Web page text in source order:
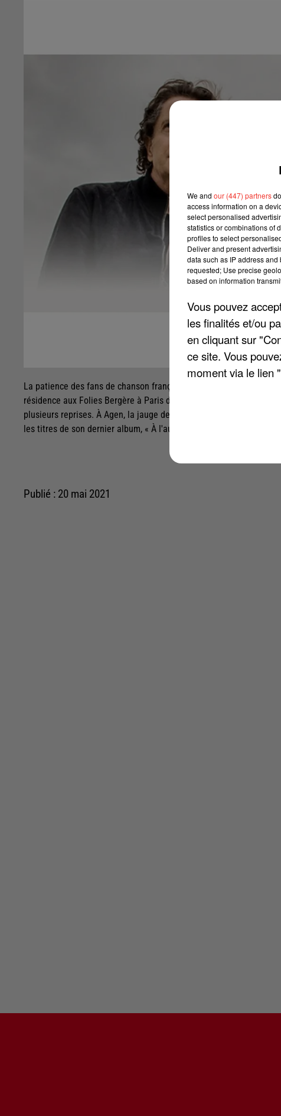
La patience des fans de chanson française va finir par payer.
résidence aux Folies Bergère à Paris dès le 16 juin. Comme
plusieurs reprises. À Agen, la jauge de spectateurs va être
les titres de son dernier album, « À l'aube revenant », qui s'est
Publié : 20 mai 2021
We and our (447) partners
access information on a
select personalised
statistics or combinations of
profiles to select
Deliver and present
data such as IP address
requested; Use precise
based on information
Vous pouvez
les finalités et/ou
en cliquant sur
ce site. Vous
moment via le lien